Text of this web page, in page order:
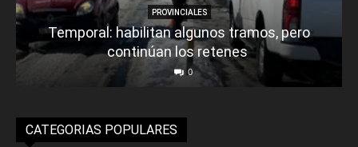
PROVINCIALES
Temporal: habilitan algunos tramos, pero
continúan los retenes
0
CATEGORIAS POPULARES